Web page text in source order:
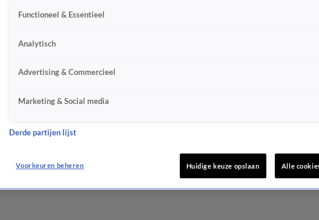
Functioneel & Essentieel
Analytisch
Advertising & Commercieel
Marketing & Social media
Derde partijen lijst
Voorkeuren beheren Huidige keuze opslaan Alle